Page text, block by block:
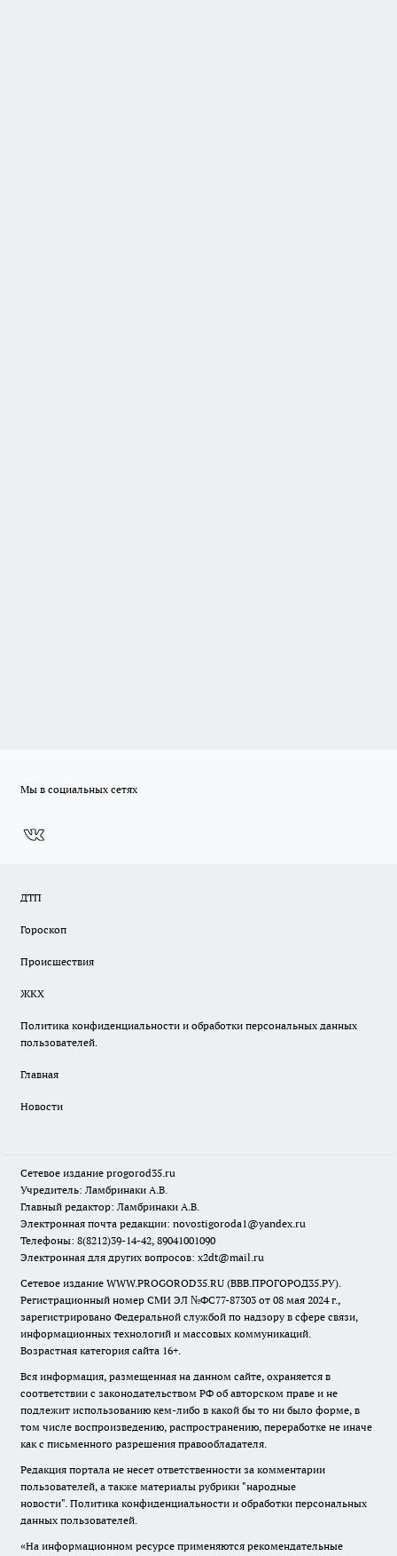
Мы в социальных сетях
ДТП
Гороскоп
Происшествия
ЖКХ
Политика конфиденциальности и обработки персональных данных
пользователей.
Главная
Новости
Сетевое издание progorod35.ru
Учредитель: Ламбринаки А.В.
Главный редактор: Ламбринаки А.В.
Электронная почта редакции: novostigoroda1@yandex.ru
Телефоны: 8(8212)39-14-42, 89041001090
Электронная для других вопросов: x2dt@mail.ru
Сетевое издание WWW.PROGOROD35.RU (ВВВ.ПРОГОРОД35.РУ).
Регистрационный номер СМИ ЭЛ №ФС77-87303 от 08 мая 2024 г.,
зарегистрировано Федеральной службой по надзору в сфере связи,
информационных технологий и массовых коммуникаций.
Возрастная категория сайта 16+.
Вся информация, размещенная на данном сайте, охраняется в
соответствии с законодательством РФ об авторском праве и не
подлежит использованию кем-либо в какой бы то ни было форме, в
том числе воспроизведению, распространению, переработке не иначе
как с письменного разрешения правообладателя.
Редакция портала не несет ответственности за комментарии
пользователей, а также материалы рубрики "народные
новости". Политика конфиденциальности и обработки персональных
данных пользователей.
«На информационном ресурсе применяются рекомендательные